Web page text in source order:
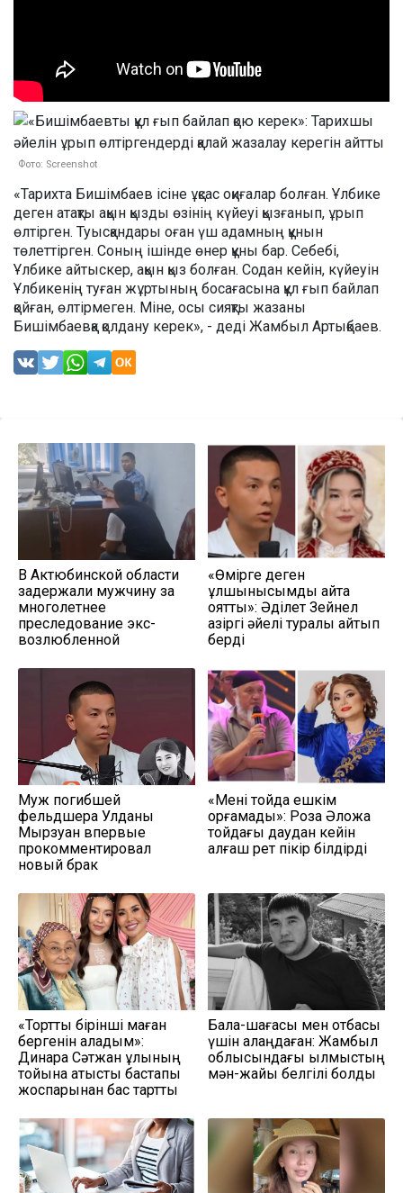
Фото: Screenshot
«Тарихта Бишімбаев ісіне ұқсас оқиғалар болған. Ұлбике
деген атақты ақын қызды өзінің күйеуі қызғанып, ұрып
өлтірген. Туысқандары оған үш адамның құнын
төлеттірген. Соның ішінде өнер құны бар. Себебі,
Ұлбике айтыскер, ақын қыз болған. Содан кейін, күйеуін
Ұлбикенің туған жұртының босағасына құл ғып байлап
қойған, өлтірмеген. Міне, осы сияқты жазаны
Бишімбаевқа қолдану керек», - деді Жамбыл Артықбаев.
В Актюбинской области
задержали мужчину за
многолетнее
преследование экс-
возлюбленной
«Өмірге деген
құлшынысымды қайта
оятты»: Әділет Зейнел
қазіргі әйелі туралы айтып
берді
Муж погибшей
фельдшера Улданы
Мырзуан впервые
прокомментировал
новый брак
«Мені тойда ешкім
қорғамады»: Роза Әлқожа
тойдағы даудан кейін
алғаш рет пікір білдірді
«Тортты бірінші маған
бергенін қаладым»:
Динара Сәтжан ұлының
тойына қатысты бастапқы
жоспарынан бас тартты
Бала-шағасы мен отбасы
үшін алаңдаған: Жамбыл
облысындағы қылмыстың
мән-жайы белгілі болды